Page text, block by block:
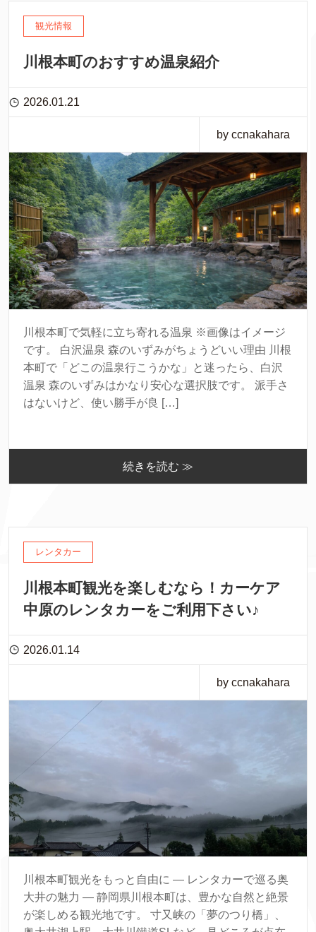
観光情報
川根本町のおすすめ温泉紹介
2026.01.21
by ccnakahara
川根本町で気軽に立ち寄れる温泉 ※画像はイメージ
です。 白沢温泉 森のいずみがちょうどいい理由 川根
本町で「どこの温泉行こうかな」と迷ったら、白沢
温泉 森のいずみはかなり安心な選択肢です。 派手さ
はないけど、使い勝手が良 […]
続きを読む ≫
レンタカー
川根本町観光を楽しむなら！カーケア
中原のレンタカーをご利用下さい♪
2026.01.14
by ccnakahara
川根本町観光をもっと自由に ― レンタカーで巡る奥
大井の魅力 ― 静岡県川根本町は、豊かな自然と絶景
が楽しめる観光地です。 寸又峡の「夢のつり橋」、